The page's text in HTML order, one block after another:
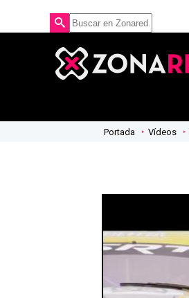
Portada Vídeos